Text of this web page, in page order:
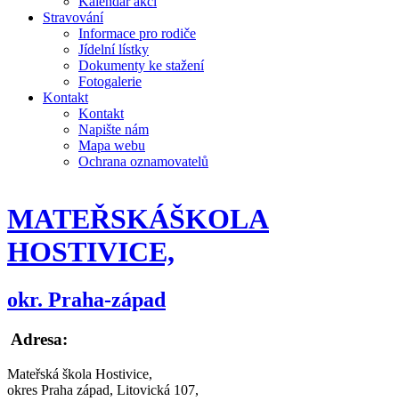
Stravování
Informace pro rodiče
Jídelní lístky
Dokumenty ke stažení
Fotogalerie
Kontakt
Kontakt
Napište nám
Mapa webu
Ochrana oznamovatelů
MATEŘSKÁŠKOLA
HOSTIVICE,
okr. Praha-západ
Adresa:
Mateřská škola Hostivice,
okres Praha západ, Litovická 107,